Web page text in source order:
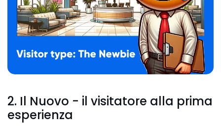
2. Il Nuovo - il visitatore alla prima
esperienza